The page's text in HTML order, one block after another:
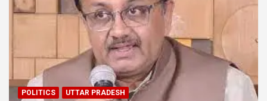
POLITICS UTTAR PRADESH